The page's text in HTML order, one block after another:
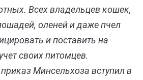
Всех владельцев кошек,
оленей и даже пчел
и поставить на
своих питомцев.
Минсельхоза вступил в